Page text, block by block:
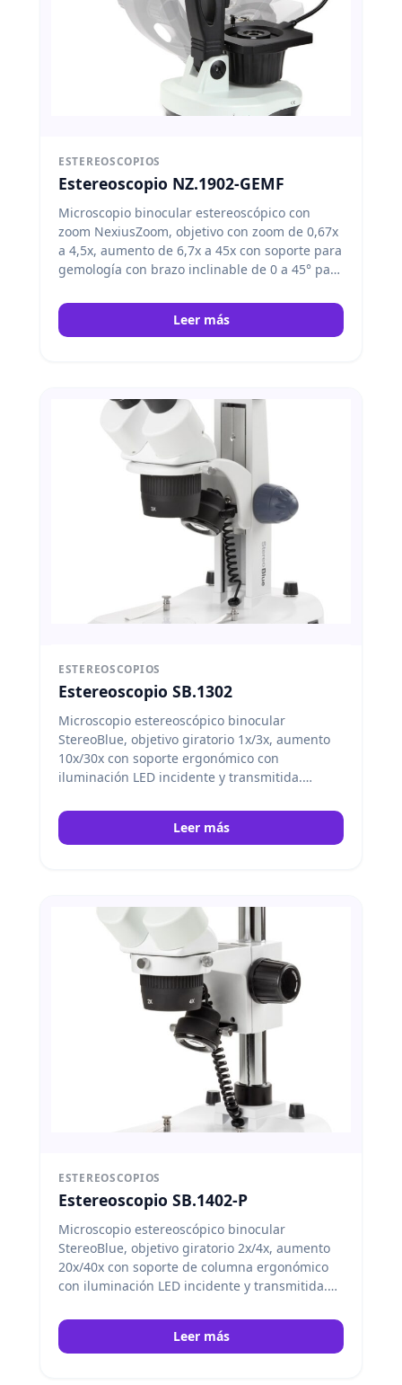
ESTEREOSCOPIOS
Estereoscopio NZ.1902-GEMF
Microscopio binocular estereoscópico con
zoom NexiusZoom, objetivo con zoom de 0,67x
a 4,5x, aumento de 6,7x a 45x con soporte para
gemología con brazo inclinable de 0 a 45° para
alimentación integrada de 100-240 V,
iluminación transmitida halógena de 30 W y 6
Leer más
ESTEREOSCOPIOS
Estereoscopio SB.1302
Microscopio estereoscópico binocular
StereoBlue, objetivo giratorio 1x/3x, aumento
10x/30x con soporte ergonómico con
iluminación LED incidente y transmitida.
Leer más
ESTEREOSCOPIOS
Estereoscopio SB.1402-P
Microscopio estereoscópico binocular
StereoBlue, objetivo giratorio 2x/4x, aumento
20x/40x con soporte de columna ergonómico
con iluminación LED incidente y transmitida.
Leer más